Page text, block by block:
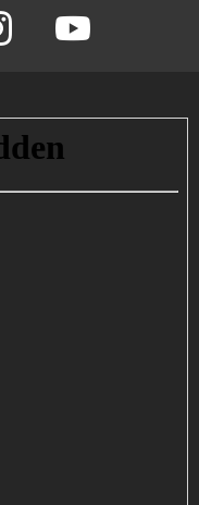
instagram